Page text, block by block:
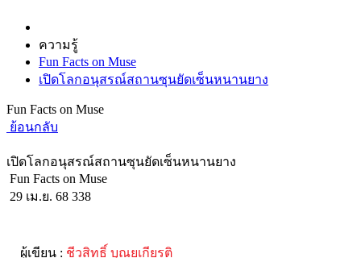
ความรู้
Fun Facts on Muse
เปิดโลกอนุสรณ์สถานซุนยัดเซ็นหนานยาง
Fun Facts on Muse
ย้อนกลับ
เปิดโลกอนุสรณ์สถานซุนยัดเซ็นหนานยาง
Fun Facts on Muse
29 เม.ย. 68 338
ผู้เขียน : ชีวสิทธิ์ บุณยเกียรติ